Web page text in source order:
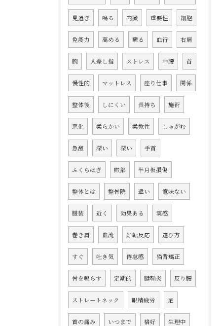
見過ぎ 鳴る 内臓 重要性 細胞
免疫力 高める 攣る 血行 右肩
腕 人差し指 ストレス 中腰 首
慢性的 マットレス 座り仕事 関係
整体後 しにくい 長持ち 施術
悪化 柔らかい 柔軟性 しゃがむ
急激 深い 深い 手首
ふくらはぎ 殿部 半月板損傷
整体とは 整骨院 違い 意味ない
服装 近く 効果ある 実感
巻き肩 血流 好転反応 選び方
すぐ 吐き気 倦怠感 猫背矯正
骨を鳴らす 定期的 腱鞘炎 反り腰
ストレートネック 眼精疲労 足
首の痛み いつまで 格好 生理中